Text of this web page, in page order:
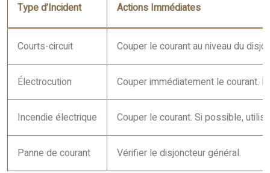
Type d’Incident Actions Immédiates
Courts-circuit Couper le courant au niveau du
Électrocution Couper immédiatement le courant.
Incendie électrique Couper le courant. Si possible,
Panne de courant Vérifier le disjoncteur général.